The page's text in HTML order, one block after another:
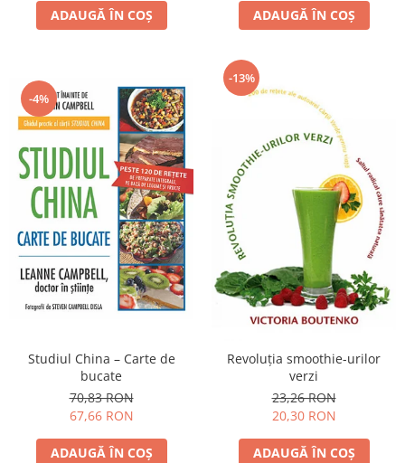
ADAUGĂ ÎN COȘ ADAUGĂ ÎN COȘ
-4%
Studiul China – Carte de
bucate
70,83 RON
67,66 RON
ADAUGĂ ÎN COȘ
-13%
Revoluţia smoothie-urilor
verzi
23,26 RON
20,30 RON
ADAUGĂ ÎN COȘ